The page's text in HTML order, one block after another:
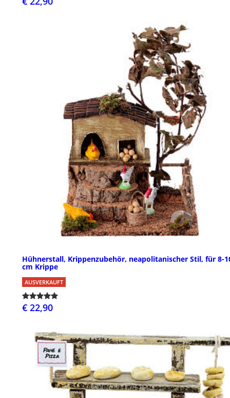
Hühnerstall, Krippenzubehör, neapolitanischer Stil, für 8-
cm Krippe
AUSVERKAUFT
€ 22,90